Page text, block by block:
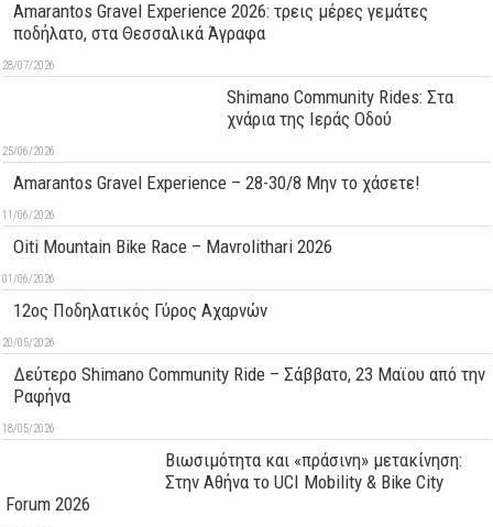
Amarantos Gravel Experience 2026: τρεις μέρες γεμάτες
ποδήλατο, στα Θεσσαλικά Άγραφα
28/07/2026
Shimano Community Rides: Στα
χνάρια της Ιεράς Οδού
25/06/2026
Amarantos Gravel Experience – 28-30/8 Μην το χάσετε!
11/06/2026
Oiti Mountain Bike Race – Mavrolithari 2026
01/06/2026
12ος Ποδηλατικός Γύρος Αχαρνών
20/05/2026
Δεύτερo Shimano Community Ride – Σάββατο, 23 Μαϊου από την
Ραφήνα
18/05/2026
Βιωσιμότητα και «πράσινη» μετακίνηση:
Στην Αθήνα το UCI Mobility & Bike City
Forum 2026